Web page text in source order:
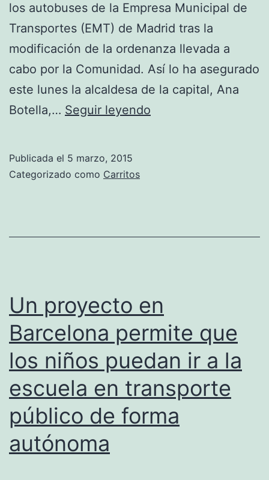
los autobuses de la Empresa Municipal de
Transportes (EMT) de Madrid tras la
modificación de la ordenanza llevada a
cabo por la Comunidad. Así lo ha asegurado
este lunes la alcaldesa de la capital, Ana
Botella,… Seguir leyendo
Publicada el 5 marzo, 2015
Categorizado como Carritos
Un proyecto en
Barcelona permite que
los niños puedan ir a la
escuela en transporte
público de forma
autónoma